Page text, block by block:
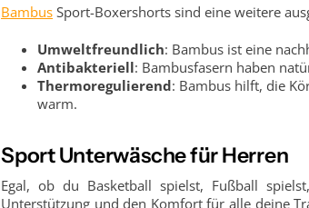
Bambus Sport-Boxershorts sind eine weitere
Umweltfreundlich: Bambus ist eine
Antibakteriell: Bambusfasern haben
Thermoregulierend: Bambus hilft, die
warm.
Sport Unterwäsche für Herren
Egal, ob du Basketball spielst, Fußball
Unterstützung und den Komfort für alle deine